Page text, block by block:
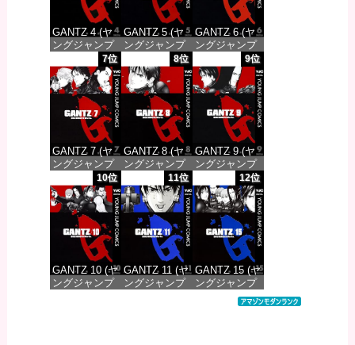
GANTZ 4 (ヤ
ングジャンプ
コミックス
DIGITAL)
価格：¥100
GANTZ 5 (ヤ
ングジャンプ
コミックス
DIGITAL)
価格：¥100
GANTZ 6 (ヤ
ングジャンプ
コミックス
DIGITAL)
価格：¥100
7位
GANTZ 7 (ヤ
ングジャンプ
コミックス
DIGITAL)
価格：¥100
8位
GANTZ 8 (ヤ
ングジャンプ
コミックス
DIGITAL)
価格：¥100
9位
GANTZ 9 (ヤ
ングジャンプ
コミックス
DIGITAL)
価格：¥100
10位
GANTZ 10 (ヤ
ングジャンプ
11位
GANTZ 11 (ヤ
ングジャンプ
12位
GANTZ 15 (ヤ
ングジャンプ
コミックス